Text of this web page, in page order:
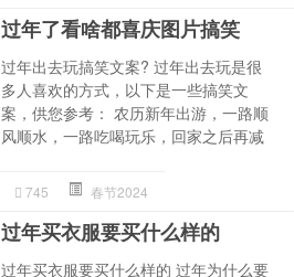
过年了看啥都喜庆图片搞笑
过年出去玩搞笑文案? 过年出去玩是很
多人喜欢的方式，以下是一些搞笑文
案，供您参考： 农历新年出游，一路顺
风顺水，一路吃喝玩乐，回家之后再减
745 春节2024
过年买衣服要买什么样的
过年买衣服要买什么样的 过年为什么要